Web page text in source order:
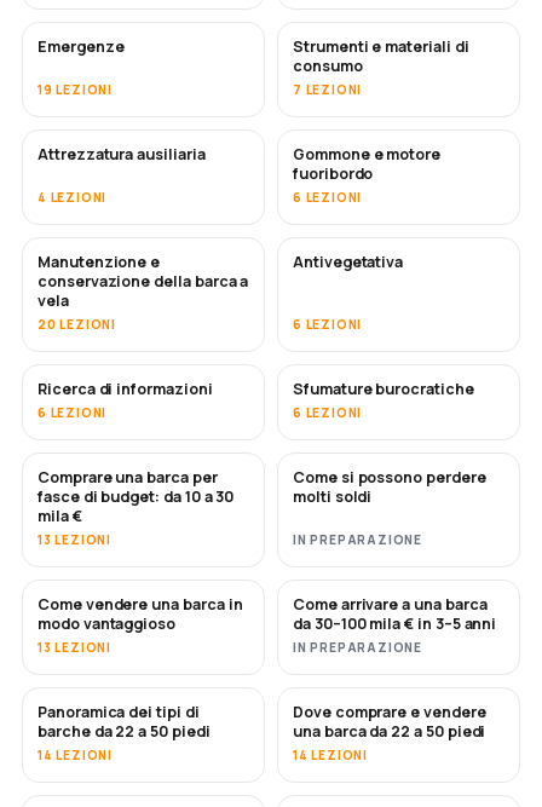
Emergenze
19 LEZIONI
Strumenti e materiali di
consumo
7 LEZIONI
Attrezzatura ausiliaria
4 LEZIONI
Gommone e motore
fuoribordo
6 LEZIONI
Manutenzione e
conservazione della barca a
vela
20 LEZIONI
IN ARRIVO
Antivegetativa
6 LEZIONI
Ricerca di informazioni
6 LEZIONI
Sfumature burocratiche
6 LEZIONI
IN ARRIVO
Comprare una barca per
fasce di budget: da 10 a 30
mila €
13 LEZIONI
IN ARRIVO
Come si possono perdere
molti soldi
IN PREPARAZIONE
NUOVO
Come vendere una barca in
modo vantaggioso
13 LEZIONI
NUOVO
Come arrivare a una barca
da 30–100 mila € in 3–5 anni
IN PREPARAZIONE
IN ARRIVO
Panoramica dei tipi di
barche da 22 a 50 piedi
14 LEZIONI
IN ARRIVO
Dove comprare e vendere
una barca da 22 a 50 piedi
14 LEZIONI